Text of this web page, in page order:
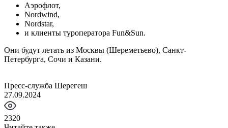
Аэрофлот,
Nordwind,
Nordstar,
и клиенты туроператора Fun&Sun.
Они будут летать из Москвы (Шереметьево), Санкт-
Петербурга, Сочи и Казани.
Пресс-служба Шерегеш
27.09.2024
2320